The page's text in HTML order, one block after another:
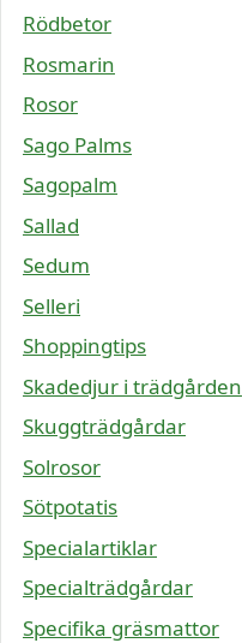
Rödbetor
Rosmarin
Rosor
Sago Palms
Sagopalm
Sallad
Sedum
Selleri
Shoppingtips
Skadedjur i trädgården
Skuggträdgårdar
Solrosor
Sötpotatis
Specialartiklar
Specialträdgårdar
Specifika gräsmattor